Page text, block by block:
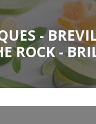
-
ROCK -